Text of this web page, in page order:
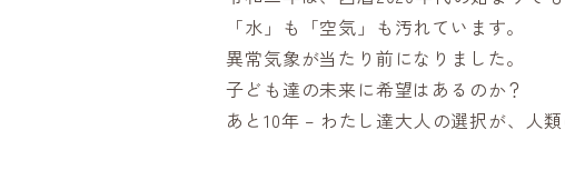
「水」も「空気」も汚れています。
異常気象が当たり前になりました。
子ども達の未来に希望はあるのか？
あと10年 – わたし達大人の選択が、人